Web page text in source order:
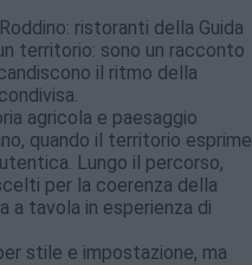
ristoranti della Guida
territorio: sono un racconto
il ritmo della
agricola e paesaggio
quando il territorio esprime
Lungo il percorso,
per la coerenza della
a tavola in esperienza di
stile e impostazione, ma